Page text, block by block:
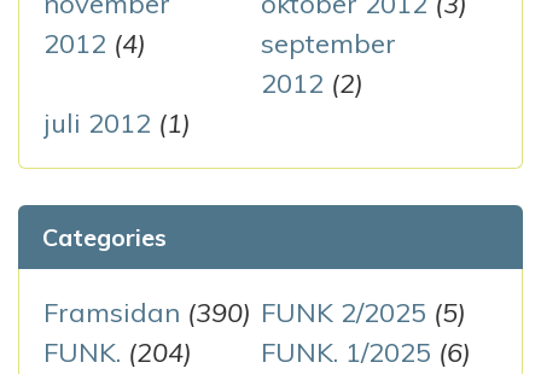
2012 (4)
september
2012 (2)
juli 2012 (1)
Categories
Framsidan (390) FUNK 2/2025 (5)
FUNK. (204)
FUNK. 1/2025 (6)